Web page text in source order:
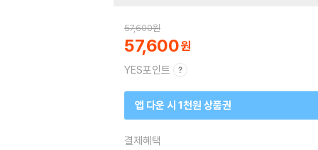
57,600원
57,600
YES포인트
앱 다운 시 1천원 상품권
결제혜택